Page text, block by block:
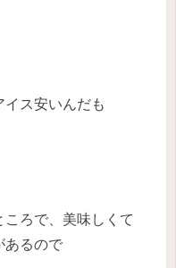
ス安いんだも
ろで、美味しくて
あるので